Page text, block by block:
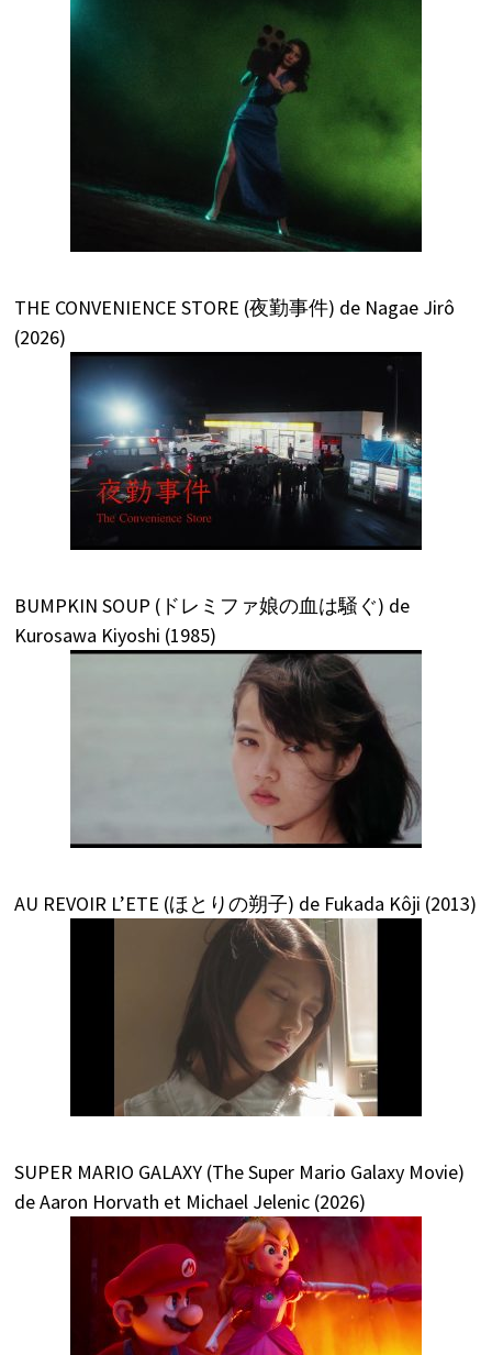
THE CONVENIENCE STORE (夜勤事件) de Nagae Jirô
(2026)
BUMPKIN SOUP (ドレミファ娘の血は騒ぐ) de
Kurosawa Kiyoshi (1985)
AU REVOIR L’ETE (ほとりの朔子) de Fukada Kôji (2013)
SUPER MARIO GALAXY (The Super Mario Galaxy Movie)
de Aaron Horvath et Michael Jelenic (2026)